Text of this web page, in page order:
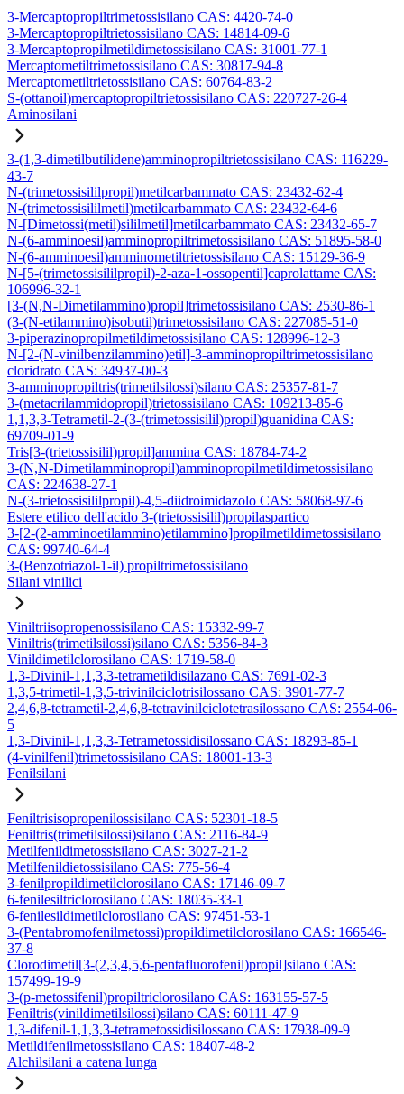
3-Mercaptopropiltrimetossisilano CAS: 4420-74-0
3-Mercaptopropiltrietossisilano CAS: 14814-09-6
3-Mercaptopropilmetildimetossisilano CAS: 31001-77-1
Mercaptometiltrimetossisilano CAS: 30817-94-8
Mercaptometiltrietossisilano CAS: 60764-83-2
S-(ottanoil)mercaptopropiltrietossisilano CAS: 220727-26-4
Aminosilani
3-(1,3-dimetilbutilidene)amminopropiltrietossisilano CAS: 116229-
43-7
N-(trimetossisililpropil)metilcarbammato CAS: 23432-62-4
N-(trimetossisililmetil)metilcarbammato CAS: 23432-64-6
N-[Dimetossi(metil)sililmetil]metilcarbammato CAS: 23432-65-7
N-(6-amminoesil)amminopropiltrimetossisilano CAS: 51895-58-0
N-(6-amminoesil)amminometiltrietossisilano CAS: 15129-36-9
N-[5-(trimetossisililpropil)-2-aza-1-ossopentil]caprolattame CAS:
106996-32-1
[3-(N,N-Dimetilammino)propil]trimetossisilano CAS: 2530-86-1
(3-(N-etilammino)isobutil)trimetossisilano CAS: 227085-51-0
3-piperazinopropilmetildimetossisilano CAS: 128996-12-3
N-[2-(N-vinilbenzilammino)etil]-3-amminopropiltrimetossisilano
cloridrato CAS: 34937-00-3
3-amminopropiltris(trimetilsilossi)silano CAS: 25357-81-7
3-(metacrilammidopropil)trietossisilano CAS: 109213-85-6
1,1,3,3-Tetrametil-2-(3-(trimetossisilil)propil)guanidina CAS:
69709-01-9
Tris[3-(trietossisilil)propil]ammina CAS: 18784-74-2
3-(N,N-Dimetilamminopropil)amminopropilmetildimetossisilano
CAS: 224638-27-1
N-(3-trietossisililpropil)-4,5-diidroimidazolo CAS: 58068-97-6
Estere etilico dell'acido 3-(trietossisilil)propilaspartico
3-[2-(2-amminoetilammino)etilammino]propilmetildimetossisilano
CAS: 99740-64-4
3-(Benzotriazol-1-il) propiltrimetossisilano
Silani vinilici
Viniltriisopropenossisilano CAS: 15332-99-7
Viniltris(trimetilsilossi)silano CAS: 5356-84-3
Vinildimetilclorosilano CAS: 1719-58-0
1,3-Divinil-1,1,3,3-tetrametildisilazano CAS: 7691-02-3
1,3,5-trimetil-1,3,5-trivinilciclotrisilossano CAS: 3901-77-7
2,4,6,8-tetrametil-2,4,6,8-tetravinilciclotetrasilossano CAS: 2554-06-
5
1,3-Divinil-1,1,3,3-Tetrametossidisilossano CAS: 18293-85-1
(4-vinilfenil)trimetossisilano CAS: 18001-13-3
Fenilsilani
Feniltrisisopropenilossisilano CAS: 52301-18-5
Feniltris(trimetilsilossi)silano CAS: 2116-84-9
Metilfenildimetossisilano CAS: 3027-21-2
Metilfenildietossisilano CAS: 775-56-4
3-fenilpropildimetilclorosilano CAS: 17146-09-7
6-fenilesiltriclorosilano CAS: 18035-33-1
6-fenilesildimetilclorosilano CAS: 97451-53-1
3-(Pentabromofenilmetossi)propildimetilclorosilano CAS: 166546-
37-8
Clorodimetil[3-(2,3,4,5,6-pentafluorofenil)propil]silano CAS:
157499-19-9
3-(p-metossifenil)propiltriclorosilano CAS: 163155-57-5
Feniltris(vinildimetilsilossi)silano CAS: 60111-47-9
1,3-difenil-1,1,3,3-tetrametossidisilossano CAS: 17938-09-9
Metildifenilmetossisilano CAS: 18407-48-2
Alchilsilani a catena lunga